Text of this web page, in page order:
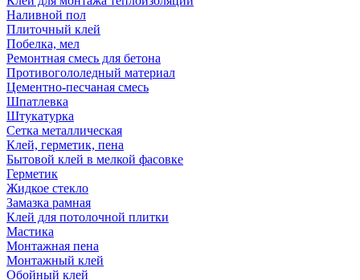
Наливной пол
Плиточный клей
Побелка, мел
Ремонтная смесь для бетона
Противогололедный материал
Цементно-песчаная смесь
Шпатлевка
Штукатурка
Сетка металлическая
Клей, герметик, пена
Бытовой клей в мелкой фасовке
Герметик
Жидкое стекло
Замазка рамная
Клей для потолочной плитки
Мастика
Монтажная пена
Монтажный клей
Обойный клей